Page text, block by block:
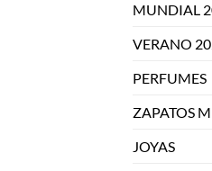
MUNDIAL
VERANO
PERFUMES
ZAPATOS
JOYAS